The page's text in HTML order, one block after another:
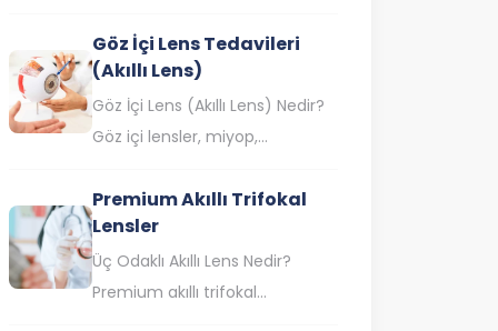
bilinen lazer göz ameliyatı,
saydam tabaka olan korneanın
lazer ışınıyla…
Göz İçi Lens Tedavileri
(Akıllı Lens)
Göz İçi Lens (Akıllı Lens) Nedir?
Göz içi lensler, miyop,
farklı görme bozukluklarının
yanı sıra katarakt…
Premium Akıllı Trifokal
Lensler
Üç Odaklı Akıllı Lens Nedir?
Premium akıllı trifokal